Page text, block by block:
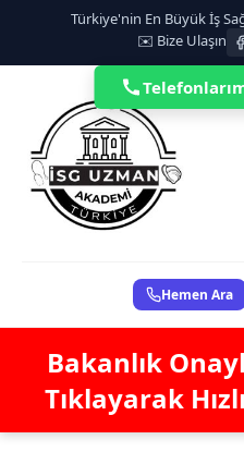
Türkiye'nin En Büyük İş
✉️ Bize Ulaşın
Hemen Ara
Bakanlık
Tıklayarak